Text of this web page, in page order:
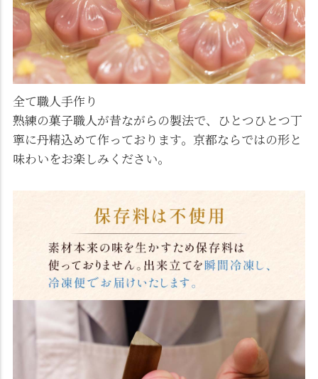
全て職人手作り
熟練の菓子職人が昔ながらの製法で、ひとつひとつ丁
寧に丹精込めて作っております。京都ならではの形と
味わいをお楽しみください。